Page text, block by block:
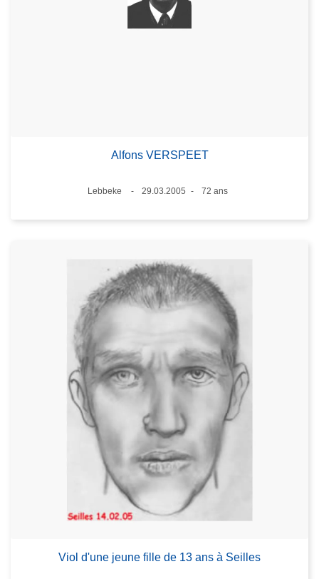
Alfons VERSPEET
Lieux
Lebbeke
29.03.2005
72 ans
Viol d'une jeune fille de 13 ans à Seilles